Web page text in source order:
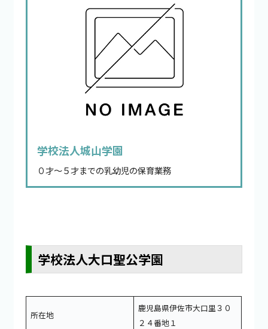
学校法人城山学園
０才～５才までの乳幼児の保育業務
学校法人大口聖公学園
所在地
鹿児島県伊佐市大口里３０
２４番地１